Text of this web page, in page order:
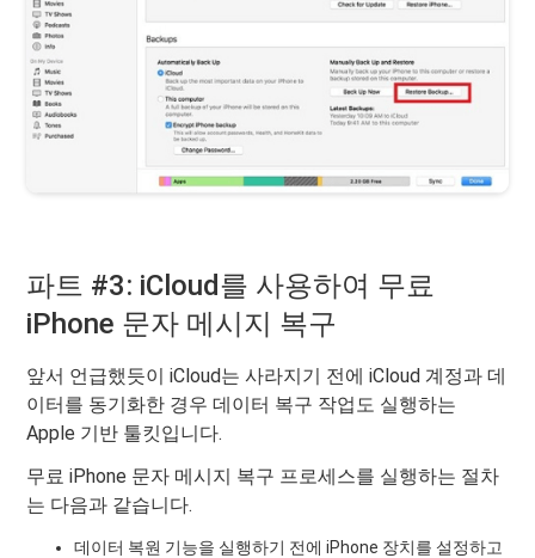
파트 #3: iCloud를 사용하여 무료
iPhone 문자 메시지 복구
앞서 언급했듯이 iCloud는 사라지기 전에 iCloud 계정과 데
이터를 동기화한 경우 데이터 복구 작업도 실행하는
Apple 기반 툴킷입니다.
무료 iPhone 문자 메시지 복구 프로세스를 실행하는 절차
는 다음과 같습니다.
데이터 복원 기능을 실행하기 전에 iPhone 장치를 설정하고